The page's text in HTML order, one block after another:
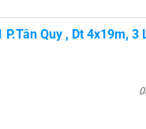
Quy , Dt 4x19m, 3